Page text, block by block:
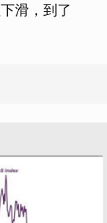
滑，到了